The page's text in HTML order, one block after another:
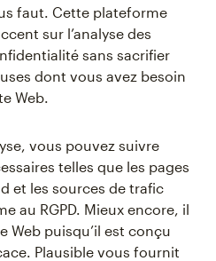
faut. Cette plateforme
sur l’analyse des
sans sacrifier
dont vous avez besoin
Web.
vous pouvez suivre
telles que les pages
et les sources de trafic
au RGPD. Mieux encore, il
Web puisqu’il est conçu
Plausible vous fournit